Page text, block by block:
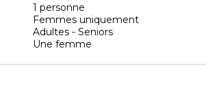
1 personne
Femmes uniquement
Adultes - Seniors
Une femme